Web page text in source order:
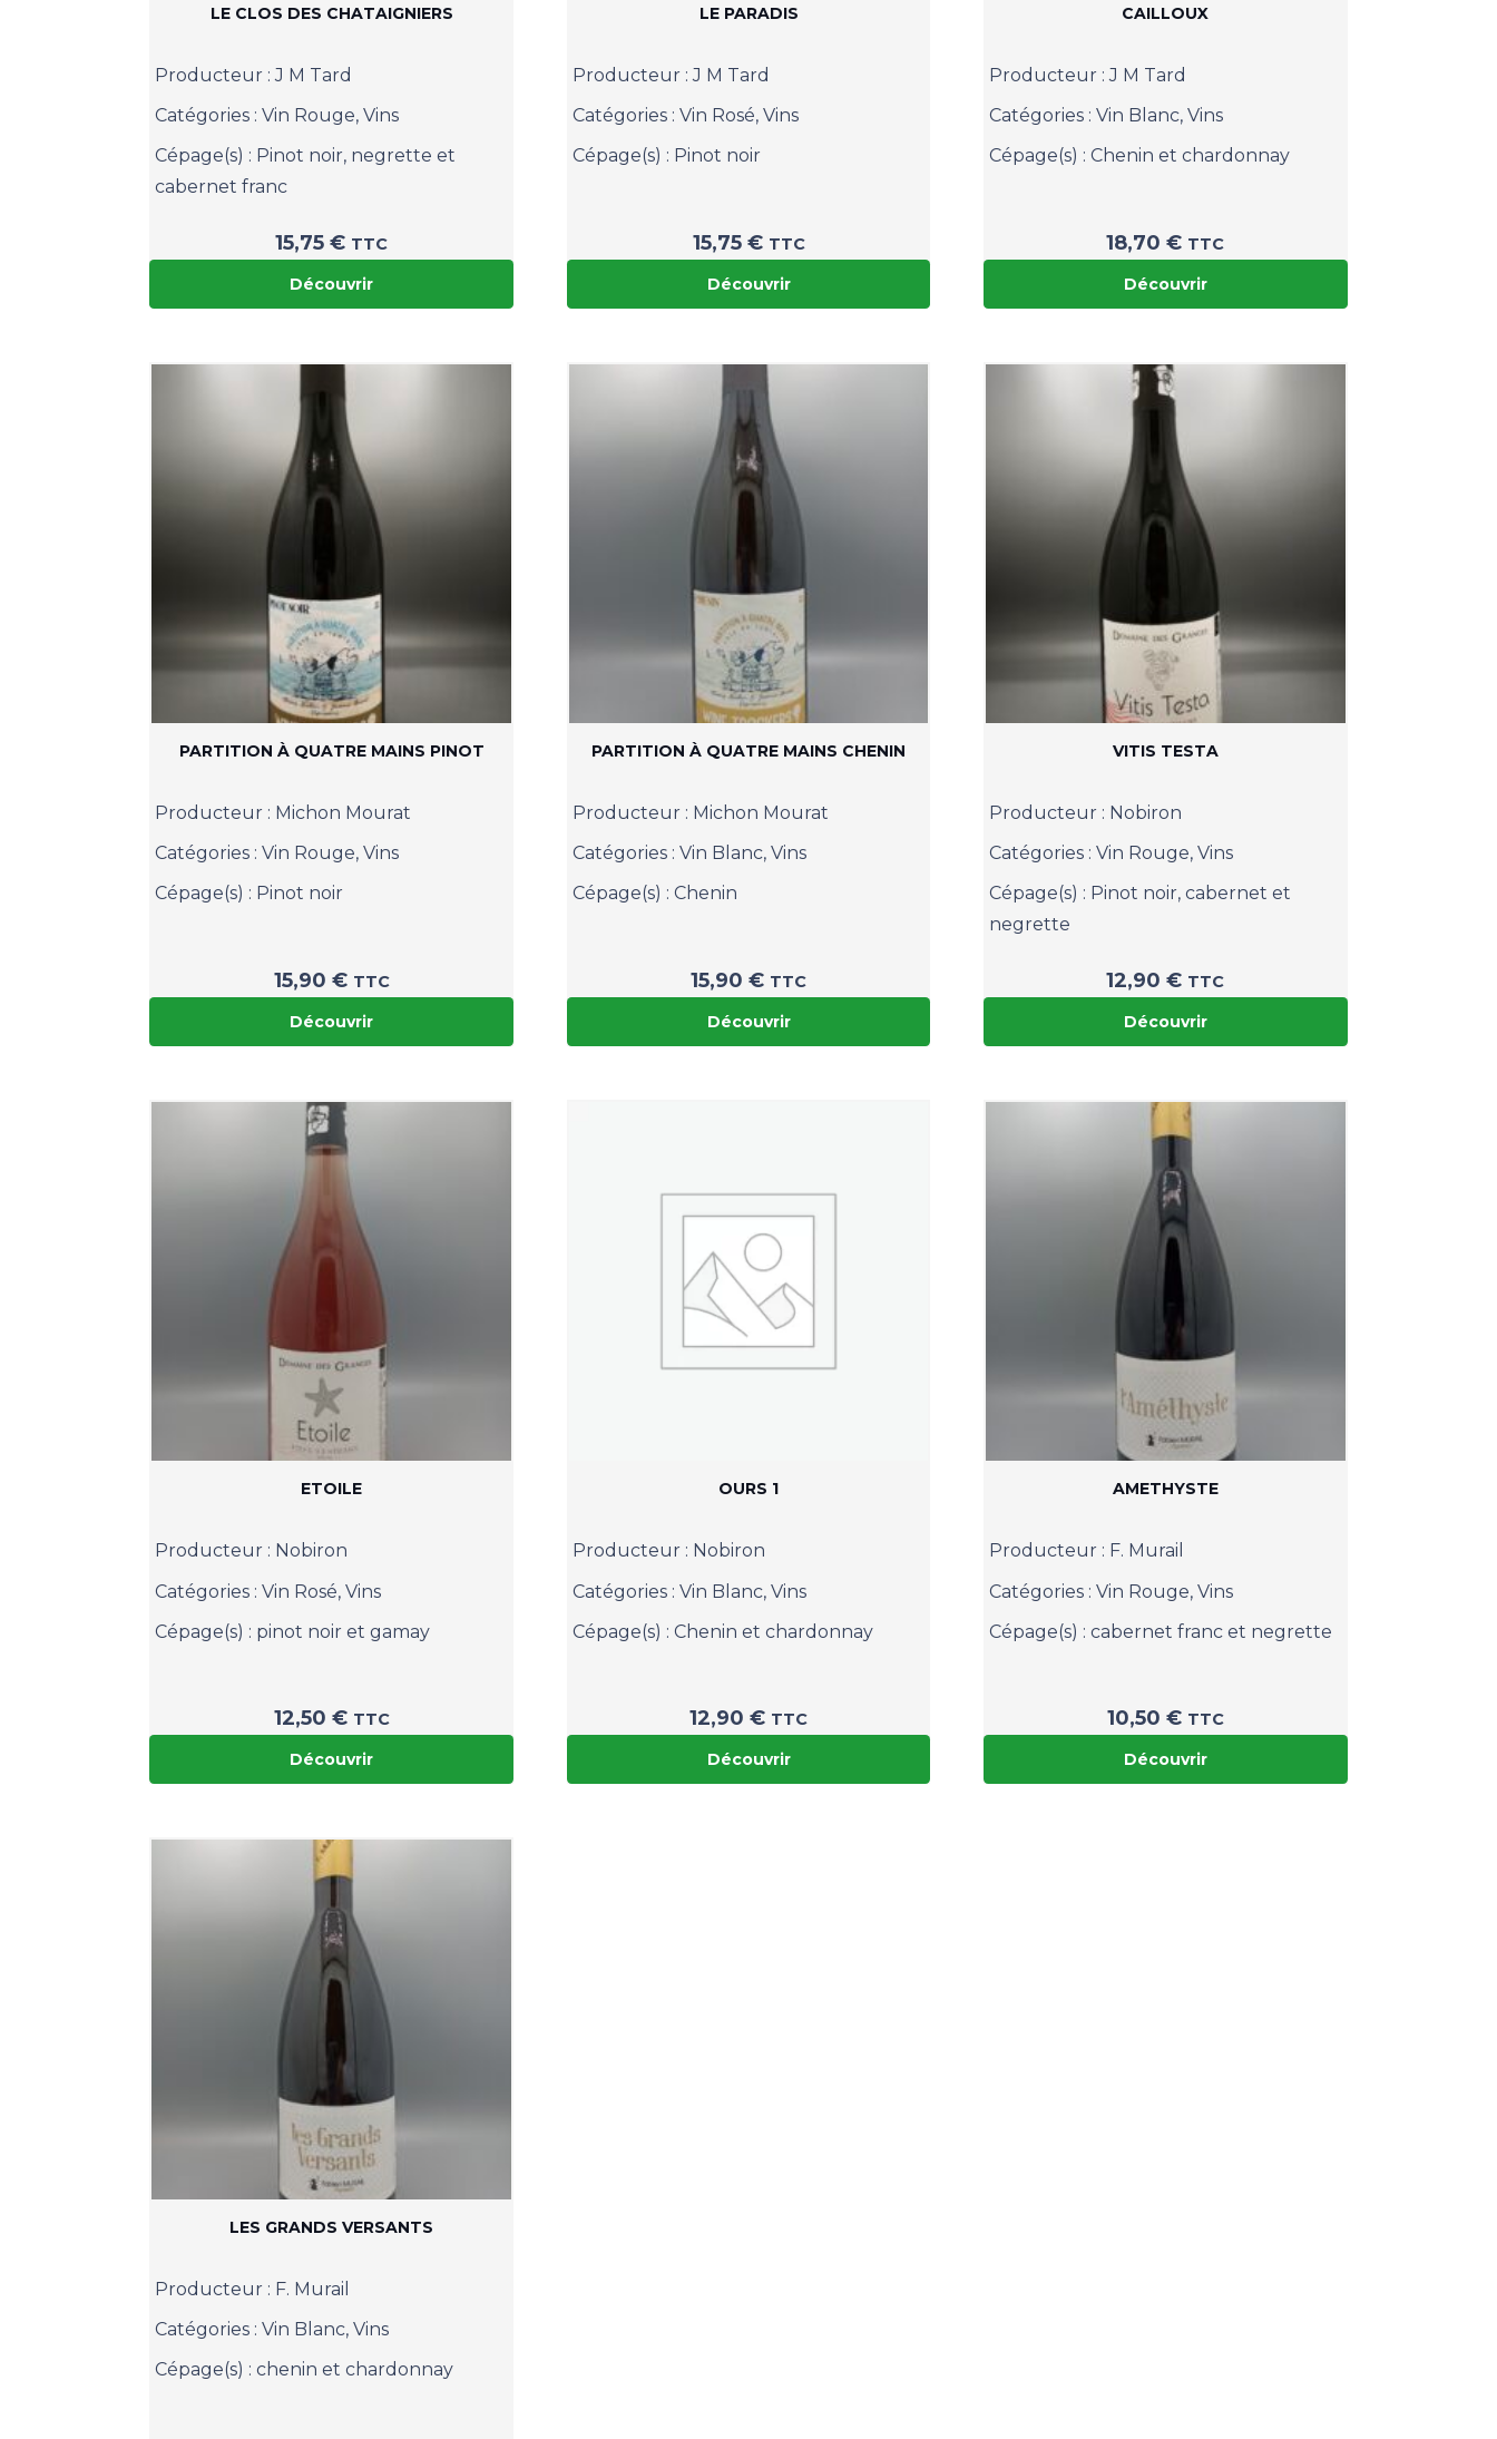
LE CLOS DES CHATAIGNIERS
Producteur :J M Tard
Catégories :Vin Rouge,Vins
Cépage(s) : Pinot noir, negrette et
cabernet franc
15,75€ TTC
Découvrir
LE PARADIS
Producteur :J M Tard
Catégories : Vin Rosé, Vins
Cépage(s) : Pinot noir
15,75 € TTC
Découvrir
CAILLOUX
Producteur :J M Tard
Catégories :Vin Blanc,Vins
Cépage(s) :Chenin et chardonnay
18,70€ TTC
Découvrir
PARTITION À QUATRE MAINS PINOT
Producteur : Michon Mourat
Catégories :Vin Rouge,Vins
Cépage(s) : Pinot noir
15,90 € TTC
Découvrir
PARTITION À QUATRE MAINS CHENIN
Producteur : Michon Mourat
Catégories : Vin Blanc, Vins
Cépage(s) : Chenin
15,90 € TTC
Découvrir
VITIS TESTA
Producteur : Nobiron
Catégories :Vin Rouge,Vins
Cépage(s) : Pinot noir, cabernet et
negrette
12,90€ TTC
Découvrir
ETOILE
Producteur : Nobiron
Catégories :Vin Rosé,Vins
Cépage(s) : pinot noir et gamay
12,50 € TTC
Découvrir
OURS 1
Producteur : Nobiron
Catégories : Vin Blanc, Vins
Cépage(s) : Chenin et chardonnay
12,90 € TTC
Découvrir
AMETHYSTE
Producteur : F. Murail
Catégories :Vin Rouge,Vins
Cépage(s) :cabernet franc et negrette
10,50 € TTC
Découvrir
LES GRANDS VERSANTS
Producteur : F. Murail
Catégories :Vin Blanc,Vins
Cépage(s) :chenin et chardonnay